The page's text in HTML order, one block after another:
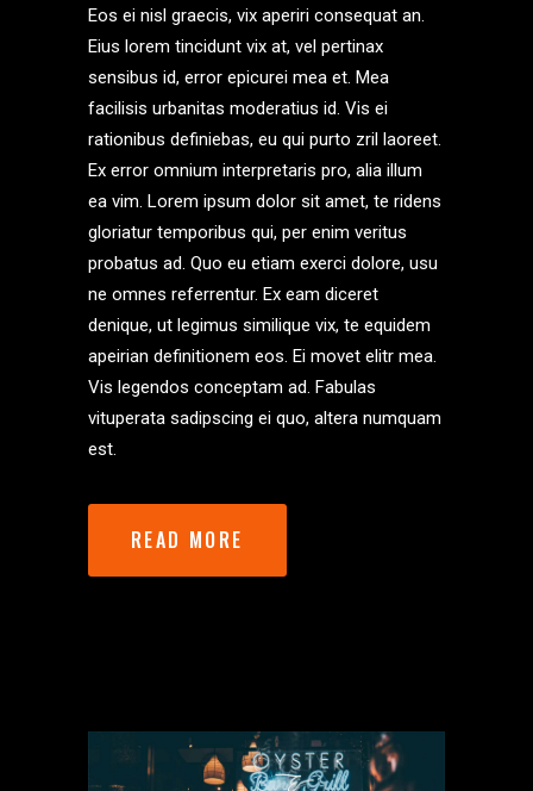
Eos ei nisl graecis, vix aperiri consequat an.
Eius lorem tincidunt vix at, vel pertinax
sensibus id, error epicurei mea et. Mea
facilisis urbanitas moderatius id. Vis ei
rationibus definiebas, eu qui purto zril laoreet.
Ex error omnium interpretaris pro, alia illum
ea vim. Lorem ipsum dolor sit amet, te ridens
gloriatur temporibus qui, per enim veritus
probatus ad. Quo eu etiam exerci dolore, usu
ne omnes referrentur. Ex eam diceret
denique, ut legimus similique vix, te equidem
apeirian definitionem eos. Ei movet elitr mea.
Vis legendos conceptam ad. Fabulas
vituperata sadipscing ei quo, altera numquam
est.
READ MORE